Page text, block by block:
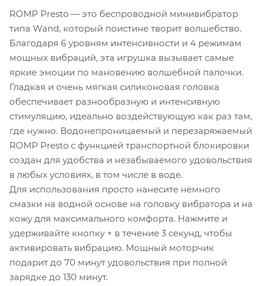
ROMP Presto — это беспроводной минивибратор
типа Wand, который поистине творит волшебство.
Благодаря 6 уровням интенсивности и 4 режимам
мощных вибраций, эта игрушка вызывает самые
яркие эмоции по мановению волшебной палочки.
Гладкая и очень мягкая силиконовая головка
обеспечивает разнообразную и интенсивную
стимуляцию, идеально воздействующую как раз там,
где нужно. Водонепроницаемый и перезаряжаемый
ROMP Presto с функцией транспортной блокировки
создан для удобства и незабываемого удовольствия
в любых условиях, в том числе в воде.
Для использования просто нанесите немного
смазки на водной основе на головку вибратора и на
кожу для максимального комфорта. Нажмите и
удерживайте кнопку + в течение 3 секунд, чтобы
активировать вибрацию. Мощный моторчик
подарит до 70 минут удовольствия при полной
зарядке до 130 минут.